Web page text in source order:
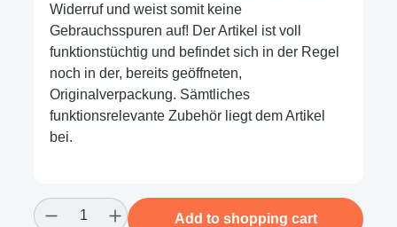
Widerruf und weist somit keine
Gebrauchsspuren auf! Der Artikel ist voll
funktionstüchtig und befindet sich in der Regel
noch in der, bereits geöffneten,
Originalverpackung. Sämtliches
funktionsrelevante Zubehör liegt dem Artikel
bei.
Product Quantity: Enter the desired
Add to shopping cart